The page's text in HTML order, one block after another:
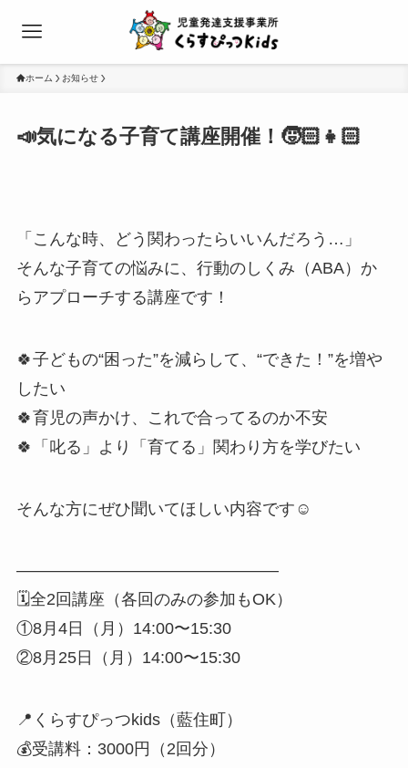
ホーム お知らせ
📣気になる子育て講座開催！🧒🏻👧🏻
「こんな時、どう関わったらいいんだろう…」
そんな子育ての悩みに、行動のしくみ（ABA）か
らアプローチする講座です！
🍀子どもの“困った”を減らして、“できた！”を増や
したい
🍀育児の声かけ、これで合ってるのか不安
🍀「叱る」より「育てる」関わり方を学びたい
そんな方にぜひ聞いてほしい内容です☺️
――――――――――――――――
🗓全2回講座（各回のみの参加もOK）
①8月4日（月）14:00〜15:30
②8月25日（月）14:00〜15:30
📍くらすぴっつkids（藍住町）
💰受講料：3000円（2回分）